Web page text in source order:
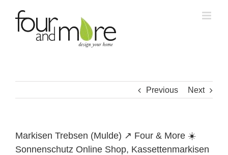
content
Previous Next
Markisen Trebsen (Mulde) ↗️ Four & More ☀️
Sonnenschutz Online Shop, Kassettenmarkisen